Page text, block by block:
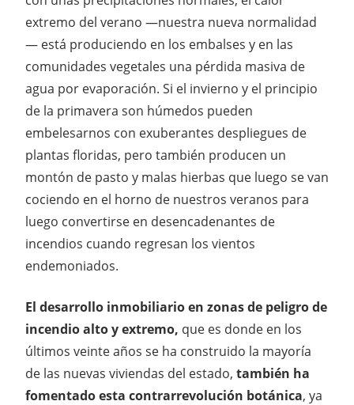
extremo del verano —nuestra nueva normalidad
— está produciendo en los embalses y en las
comunidades vegetales una pérdida masiva de
agua por evaporación. Si el invierno y el principio
de la primavera son húmedos pueden
embelesarnos con exuberantes despliegues de
plantas floridas, pero también producen un
montón de pasto y malas hierbas que luego se van
cociendo en el horno de nuestros veranos para
luego convertirse en desencadenantes de
incendios cuando regresan los vientos
endemoniados.
El desarrollo inmobiliario en zonas de peligro de
incendio alto y extremo, que es donde en los
últimos veinte años se ha construido la mayoría
de las nuevas viviendas del estado, también ha
fomentado esta contrarrevolución botánica, ya